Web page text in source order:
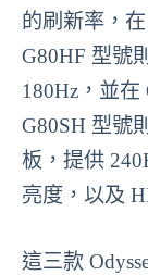
的刷新率，
G80HF 型號
180Hz，並
G80SH 型號
板，提供
亮度，以及
這三款